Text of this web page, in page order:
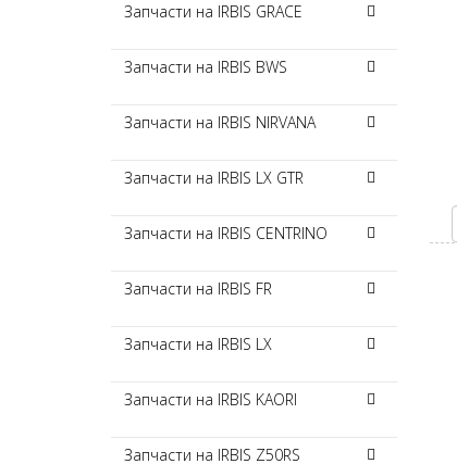
Запчасти на IRBIS GRACE
Запчасти на IRBIS BWS
Запчасти на IRBIS NIRVANA
Запчасти на IRBIS LX GTR
Запчасти на IRBIS CENTRINO
Запчасти на IRBIS FR
Запчасти на IRBIS LX
Запчасти на IRBIS KAORI
Запчасти на IRBIS Z50RS